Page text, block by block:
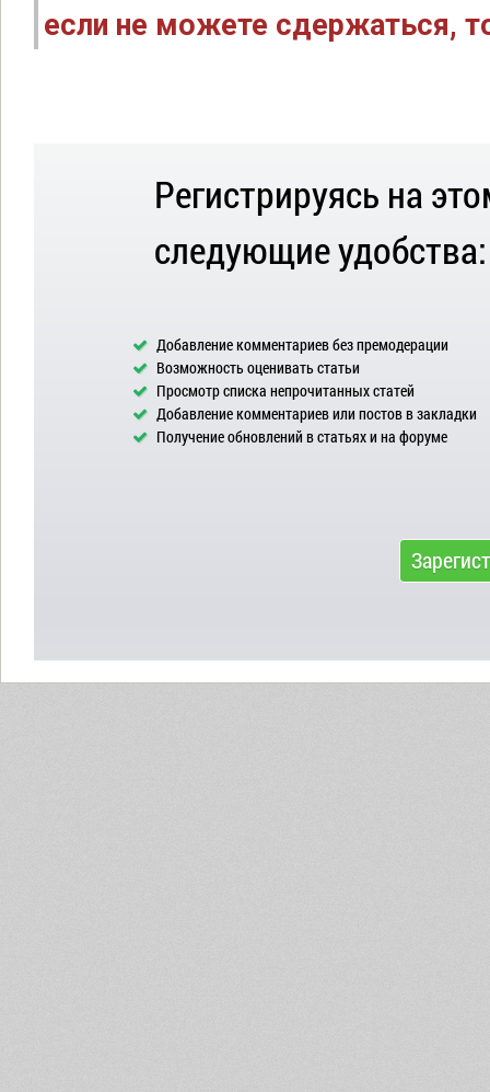
если не можете сдержаться,
Регистрируясь на
следующие удобства:
Добавление комментариев без премодерации
Возможность оценивать статьи
Просмотр списка непрочитанных статей
Добавление комментариев или постов в закладки
Получение обновлений в статьях и на форуме